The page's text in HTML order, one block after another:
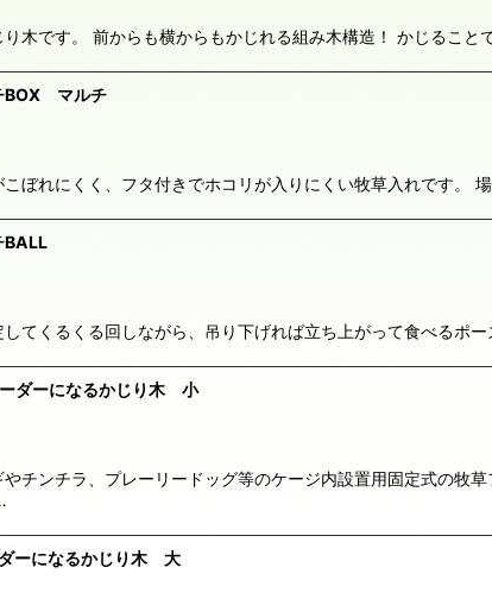
木です。 前からも横からもかじれる組み木構造！ かじること
BOX マルチ
ぼれにくく、フタ付きでホコリが入りにくい牧草入れです。
BALL
てくるくる回しながら、吊り下げれば立ち上がって食べるポ
ダーになるかじり木 小
チンチラ、プレーリードッグ等のケージ内設置用固定式の牧
ダーになるかじり木 大